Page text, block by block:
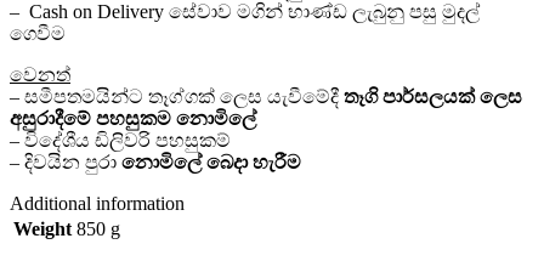
– Cash on Delivery සේවාව මගින් භාණ්ඩ ලැබුනු පසු මුදල්
ගෙවීම
වෙනත්
– සමීපතමයින්ට තෑග්ගක් ලෙස යැවීමේදී තෑගි පාර්සලයක් ලෙස
අසුරාදීමේ පහසුකම නොමිලේ
– විදේශීය ඩිලිවරි පහසුකම්
– දිවයින පුරා නොමිලේ බෙදා හැරීම
Additional information
Weight 850 g